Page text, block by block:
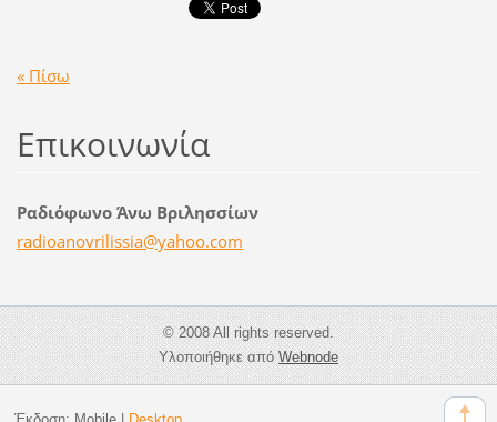
« Πίσω
Επικοινωνία
Ραδιόφωνο Άνω Βριλησσίων
radioanovrilissia@yahoo.com
© 2008 All rights reserved.
Υλοποιήθηκε απόWebnode